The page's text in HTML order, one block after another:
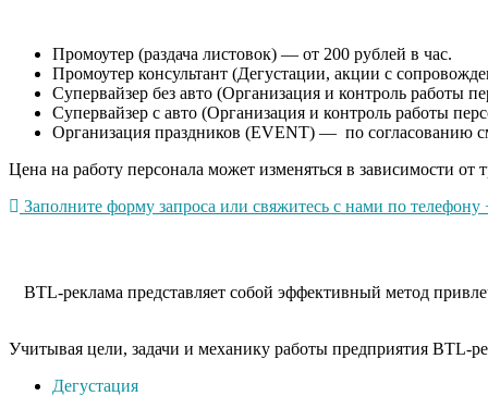
Промоутер (раздача листовок) — от 200 рублей в час.
Промоутер консультант (Дегустации, акции с
Супервайзер без авто (Организация и контроль работы
Супервайзер с авто (Организация и контроль работы
Организация праздников (EVENT) — по согласованию
Цена на работу персонала может изменяться в зависимости
Заполните форму запроса или свяжитесь с нами по
BTL-реклама представляет собой эффективный метод
Учитывая цели, задачи и механику работы предприятия BTL-
Дегустация